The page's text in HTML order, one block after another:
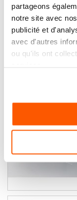
partageons
notre site avec
publicité et
avec d'autres
ou qu'ils ont
14,16 €
11,80 €
20,60 €